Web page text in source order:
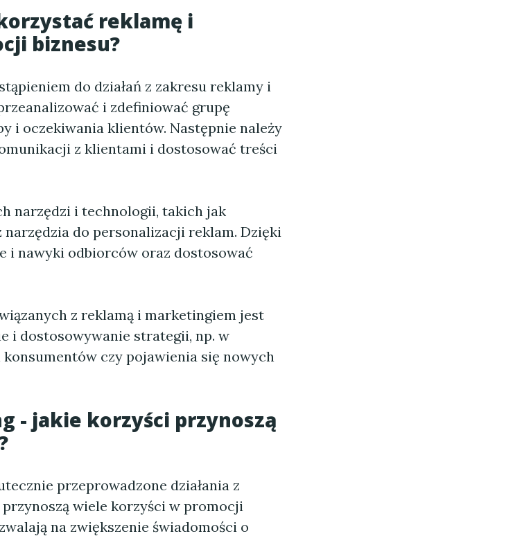
reklamę i
biznesu?
do działań z zakresu reklamy i
i zdefiniować grupę
i oczekiwania klientów. Następnie należy
z klientami i dostosować treści
narzędzi i technologii, takich jak
do personalizacji reklam. Dzięki
i nawyki odbiorców oraz dostosować
z reklamą i marketingiem jest
i dostosowywanie strategii, np. w
czy pojawienia się nowych
- jakie korzyści przynoszą
przeprowadzone działania z
wiele korzyści w promocji
na zwiększenie świadomości o